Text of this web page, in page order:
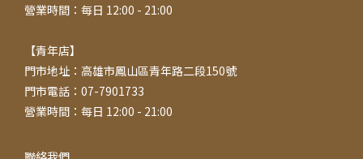
營業時間：每日 12:00 - 21:00
【青年店】
門市地址：高雄市鳳山區青年路二段150號
門市電話：07-7901733
營業時間：每日 12:00 - 21:00